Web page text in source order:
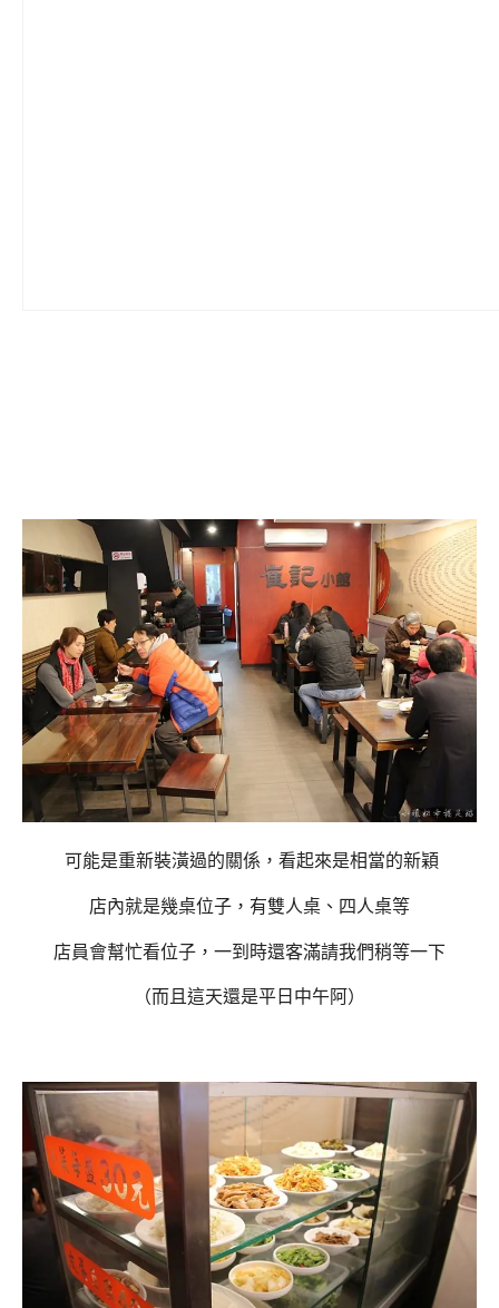
可能是重新裝潢過的關係，看起來是相當的新穎
店內就是幾桌位子，有雙人桌、四人桌等
店員會幫忙看位子，一到時還客滿請我們稍等一下
（而且這天還是平日中午阿）